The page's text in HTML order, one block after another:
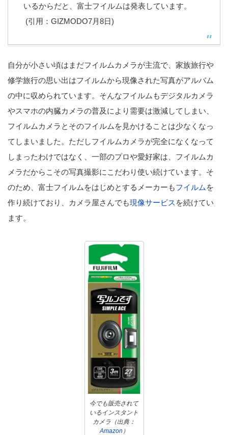
いるからだと、富士フイルムは発表しています。
(引用：GIZMODO7月8日)
自分が小さい頃はまだフイルムカメラが主流で、家族旅行や
修学旅行の思い出はフイルムから現像された写真がアルバム
の中に収められています。そんなフイルムもデジタルカメラ
やスマホの内臓カメラの普及により需要は激減してしまい、
フイルムカメラとそのフイルムを見かけることは少なくなっ
てしまいました。ただしフイルムカメラが完全になくなって
しまったわけではなく、一部のプロや愛好家は、フイルムカ
メラだからこその写真撮影にこだわり使い続けています。そ
のため、富士フイルムをはじめとするメーカーもフイルム を
作り続けており、カメラ屋さんでも現像サービス を続けてい
ます。
今でも販売されて
いるインスタント
カメラ（出典：
Amazon ）